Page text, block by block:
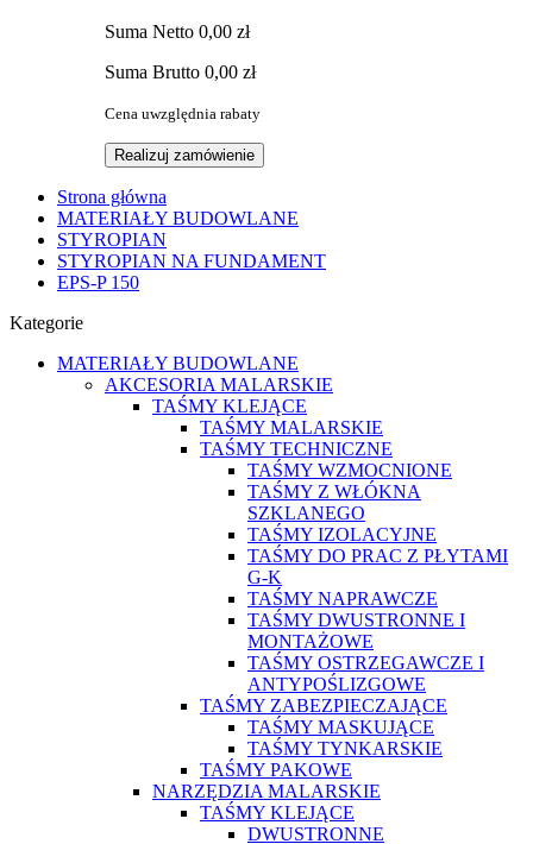
Suma Netto 0,00 zł
Suma Brutto 0,00 zł
Cena uwzględnia rabaty
Realizuj zamówienie
Strona główna
MATERIAŁY BUDOWLANE
STYROPIAN
STYROPIAN NA FUNDAMENT
EPS-P 150
Kategorie
MATERIAŁY BUDOWLANE
AKCESORIA MALARSKIE
TAŚMY KLEJĄCE
TAŚMY MALARSKIE
TAŚMY TECHNICZNE
TAŚMY WZMOCNIONE
TAŚMY Z WŁÓKNA
SZKLANEGO
TAŚMY IZOLACYJNE
TAŚMY DO PRAC Z PŁYTAMI
G-K
TAŚMY NAPRAWCZE
TAŚMY DWUSTRONNE I
MONTAŻOWE
TAŚMY OSTRZEGAWCZE I
ANTYPOŚLIZGOWE
TAŚMY ZABEZPIECZAJĄCE
TAŚMY MASKUJĄCE
TAŚMY TYNKARSKIE
TAŚMY PAKOWE
NARZĘDZIA MALARSKIE
TAŚMY KLEJĄCE
DWUSTRONNE